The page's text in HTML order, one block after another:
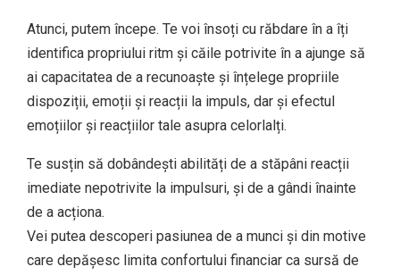
Atunci, putem începe. Te voi însoți cu răbdare în a îți
identifica propriului ritm și căile potrivite în a ajunge să
ai capacitatea de a recunoaște și înțelege propriile
dispoziții, emoții și reacții la impuls, dar și efectul
emoțiilor și reacțiilor tale asupra celorlalți.
Te susțin să dobândești abilități de a stăpâni reacții
imediate nepotrivite la impulsuri, și de a gândi înainte
de a acționa.
Vei putea descoperi pasiunea de a munci și din motive
care depășesc limita confortului financiar ca sursă de